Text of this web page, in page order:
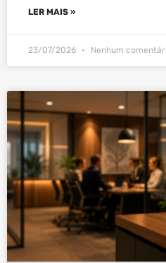
LER MAIS »
23/07/2026 Nenhum